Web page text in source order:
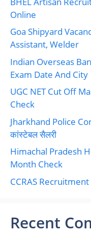
Online
Goa Shipyard
Assistant, Welder
Indian Overseas
Exam Date And City
UGC NET Cut Off
Check
Jharkhand Police
कांस्टेबल सैलरी
Himachal Pradesh
Month Check
CCRAS
Recent